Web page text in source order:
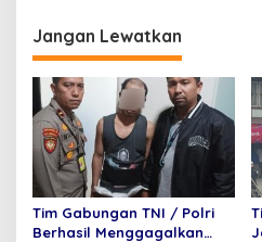
g
a
s
i
p
o
s
Jangan Lewatkan
Tim Gabungan TNI / Polri
Berhasil Menggagalkan